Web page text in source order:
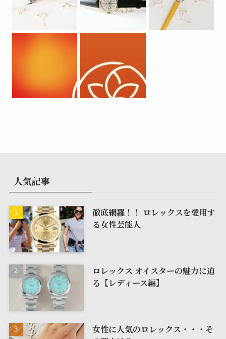
人気記事
徹底網羅！！ ロレックスを愛用す
る女性芸能人
ロレックス オイスターの魅力に迫
る【レディース編】
女性に人気のロレックス・・・そ